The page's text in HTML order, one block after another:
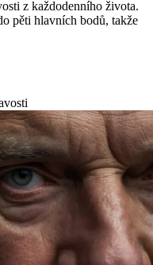
z každodenního života.
pěti hlavních bodů, takže